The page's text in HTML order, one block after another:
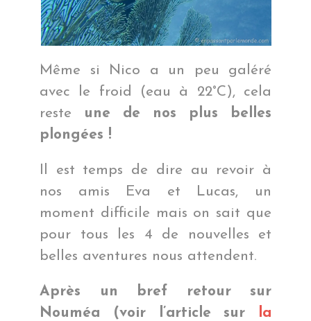
Même si Nico a un peu galéré
avec le froid (eau à 22°C), cela
reste une de nos plus belles
plongées !
Il est temps de dire au revoir à
nos amis Eva et Lucas, un
moment difficile mais on sait que
pour tous les 4 de nouvelles et
belles aventures nous attendent.
Après un bref retour sur
Nouméa (voir l’article sur
la